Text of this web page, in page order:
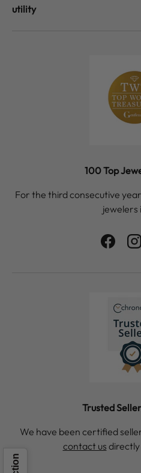
utility
100 Top
For the third consecutive
jewelers
Trusted
We have been certified
contact us